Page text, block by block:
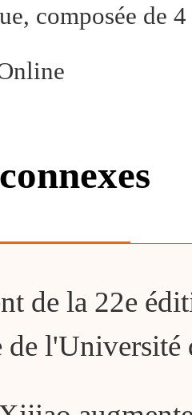
composée de
de la 22e
de l'Université